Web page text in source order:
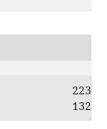
223
132